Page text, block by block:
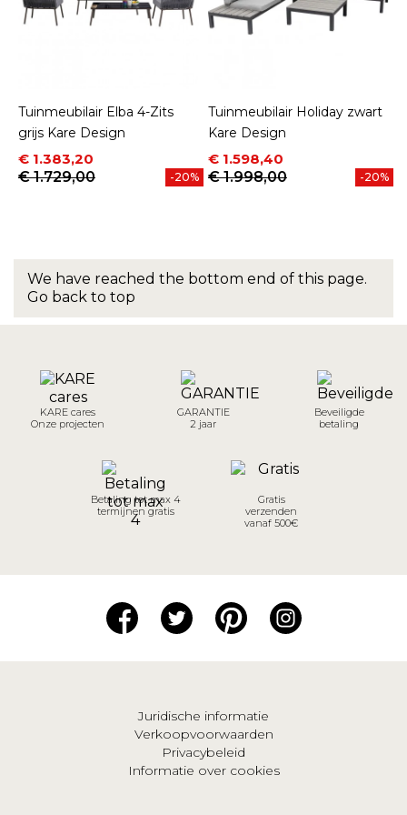
Tuinmeubilair Elba 4-Zits
grijs Kare Design
Prijs
€ 1.383,20
Normale prijs
€ 1.729,00
-20%
Tuinmeubilair Holiday zwart
Kare Design
Prijs
€ 1.598,40
Normale prijs
€ 1.998,00
-20%
We have reached the bottom end of this page.
Go back to top
KARE cares
Onze projecten
GARANTIE
2 jaar
Beveiligde
betaling
Betaling tot max 4
termijnen gratis
Gratis
verzenden
vanaf 500€
Juridische informatie
Verkoopvoorwaarden
Privacybeleid
Informatie over cookies